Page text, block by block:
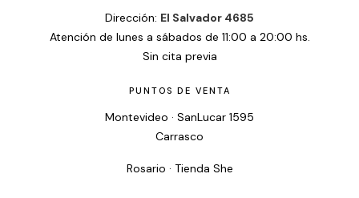
Dirección: El Salvador 4685
Atención de lunes a sábados de 11:00 a 20:00 hs.
Sin cita previa
PUNTOS DE VENTA
Montevideo · SanLucar 1595
Carrasco
Rosario · Tienda She